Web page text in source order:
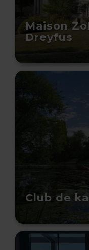
Maison
Dreyfus
Club de